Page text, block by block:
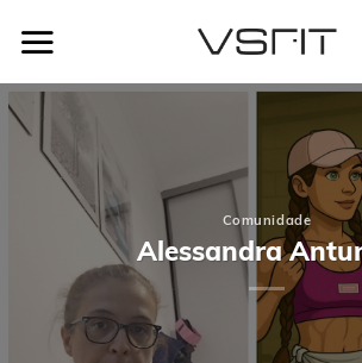
Comunidade
Alessandra